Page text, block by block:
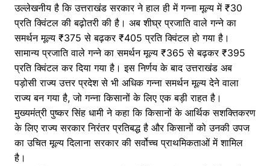
उल्लेखनीय है कि उत्तराखंड सरकार ने हाल ही में गन्ना मूल्य में ₹30
प्रति क्विंटल की बढ़ोतरी की है। अब शीघ्र प्रजाति वाले गन्ने का
समर्थन मूल्य ₹375 से बढ़कर ₹405 प्रति क्विंटल हो गया है।
सामान्य प्रजाति वाले गन्ने का समर्थन मूल्य ₹365 से बढ़कर ₹395
प्रति क्विंटल कर दिया गया है। इस निर्णय के बाद उत्तराखंड अब
पड़ोसी राज्य उत्तर प्रदेश से भी अधिक गन्ना समर्थन मूल्य देने वाला
राज्य बन गया है, जो गन्ना किसानों के लिए एक बड़ी राहत है।
मुख्यमंत्री पुष्कर सिंह धामी ने कहा कि किसानों के आर्थिक सशक्तिकरण
के लिए राज्य सरकार निरंतर प्रतिबद्ध है और किसानों को उनकी उपज
का उचित मूल्य दिलाना सरकार की सर्वोच्च प्राथमिकताओं में शामिल
है।